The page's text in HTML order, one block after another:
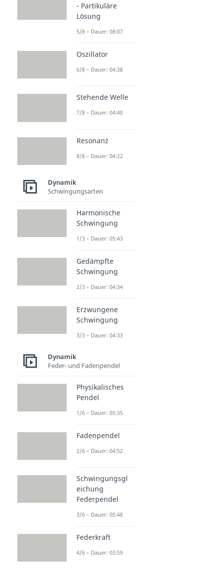
- Partikuläre
Lösung
5/8 – Dauer: 08:07
Oszillator
6/8 – Dauer: 04:38
Stehende Welle
7/8 – Dauer: 04:40
Resonanz
8/8 – Dauer: 04:22
Dynamik
Schwingungsarten
Harmonische
Schwingung
1/3 – Dauer: 05:43
Gedämpfte
Schwingung
2/3 – Dauer: 04:34
Erzwungene
Schwingung
3/3 – Dauer: 04:33
Dynamik
Feder- und Fadenpendel
Physikalisches
Pendel
1/6 – Dauer: 05:35
Fadenpendel
2/6 – Dauer: 04:52
Schwingungsgl
eichung
Federpendel
3/6 – Dauer: 05:48
Federkraft
4/6 – Dauer: 03:59